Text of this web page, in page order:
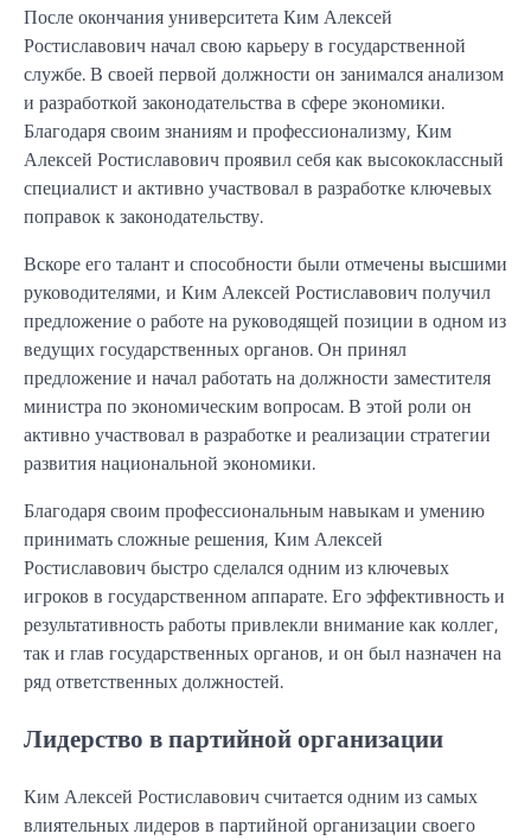
После окончания университета Ким Алексей
Ростиславович начал свою карьеру в государственной
службе. В своей первой должности он занимался анализом
и разработкой законодательства в сфере экономики.
Благодаря своим знаниям и профессионализму, Ким
Алексей Ростиславович проявил себя как высококлассный
специалист и активно участвовал в разработке ключевых
поправок к законодательству.
Вскоре его талант и способности были отмечены высшими
руководителями, и Ким Алексей Ростиславович получил
предложение о работе на руководящей позиции в одном из
ведущих государственных органов. Он принял
предложение и начал работать на должности заместителя
министра по экономическим вопросам. В этой роли он
активно участвовал в разработке и реализации стратегии
развития национальной экономики.
Благодаря своим профессиональным навыкам и умению
принимать сложные решения, Ким Алексей
Ростиславович быстро сделался одним из ключевых
игроков в государственном аппарате. Его эффективность и
результативность работы привлекли внимание как коллег,
так и глав государственных органов, и он был назначен на
ряд ответственных должностей.
Лидерство в партийной организации
Ким Алексей Ростиславович считается одним из самых
влиятельных лидеров в партийной организации своего